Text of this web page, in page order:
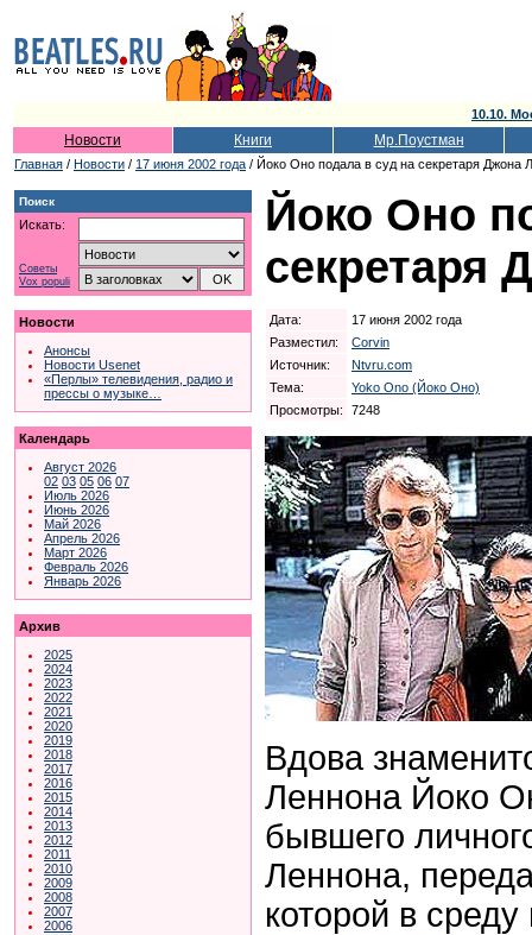
10.10.
Новости Книги Мр.Поустман
Главная / Новости / 17 июня 2002 года / Йоко Оно подала в суд на секретаря Джона
Поиск
Искать:
Советы
Vox populi
Новости
Анонсы
Новости Usenet
«Перлы» телевидения, радио и
прессы о музыке…
Календарь
Август 2026
02 03 05 06 07
Июль 2026
Июнь 2026
Май 2026
Апрель 2026
Март 2026
Февраль 2026
Январь 2026
Архив
2025
2024
2023
2022
2021
2020
2019
2018
2017
2016
2015
2014
2013
2012
2011
2010
2009
2008
2007
2006
Йоко Оно
секретаря
Дата:
17 июня 2002 года
Разместил:
Corvin
Источник:
Ntvru.com
Тема:
Yoko Ono (Йоко Оно)
Просмотры:
7248
Вдова
Леннона Йоко
бывшего
Леннона,
которой в среду